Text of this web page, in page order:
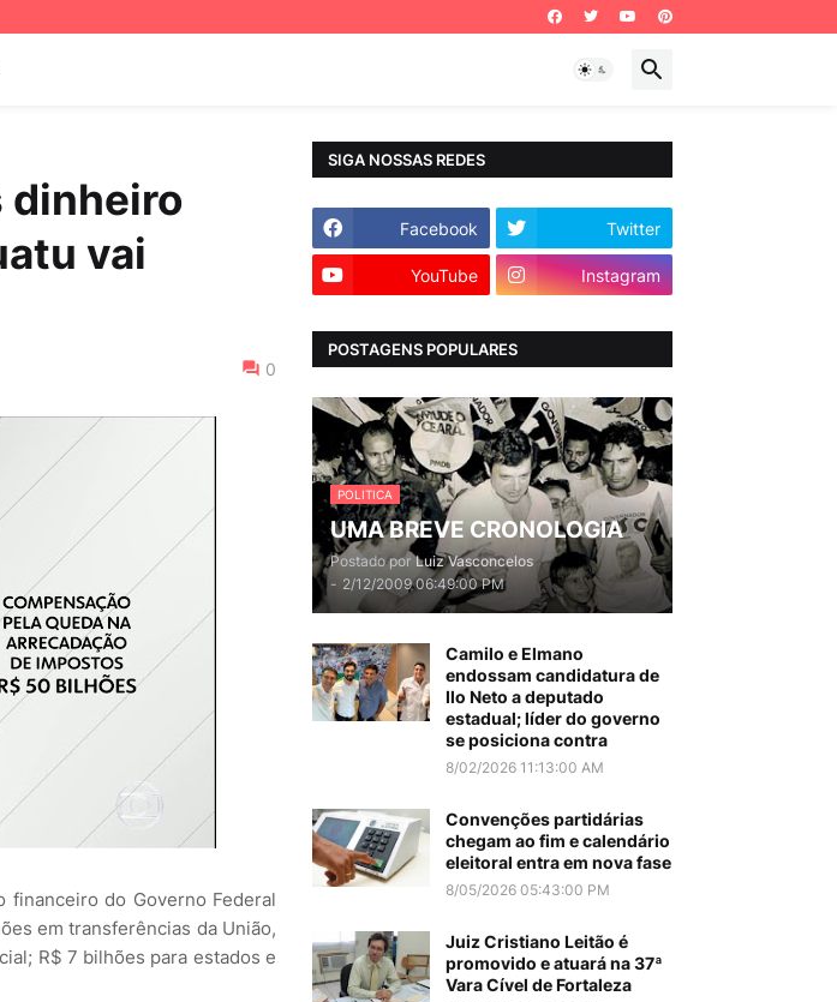
dinheiro
vai
0
do Governo Federal
em transferências da União,
R$ 7 bilhões para estados e
SIGA NOSSAS REDES
Facebook Twitter
YouTube Instagram
POSTAGENS POPULARES
POLITICA
UMA BREVE CRONOLOGIA
Postado por Luiz Vasconcelos
- 2/12/2009 06:49:00 PM
Camilo e Elmano
endossam candidatura de
Ilo Neto a deputado
estadual; líder do governo
se posiciona contra
8/02/2026 11:13:00 AM
Convenções partidárias
chegam ao fim e calendário
eleitoral entra em nova fase
8/05/2026 05:43:00 PM
Juiz Cristiano Leitão é
promovido e atuará na 37ª
Vara Cível de Fortaleza